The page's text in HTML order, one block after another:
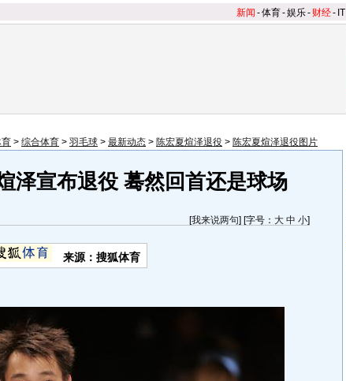
新闻 -体育-娱乐- 财经- IT
育 > 综合体育 > 羽毛球 > 最新动态 > 陈宏夏煊泽退役 > 陈宏夏煊泽退役图片
泽宣布退役 蓦然回首还是球场
[我来说两句] [字号： 大 中 小]
来源：搜狐体育